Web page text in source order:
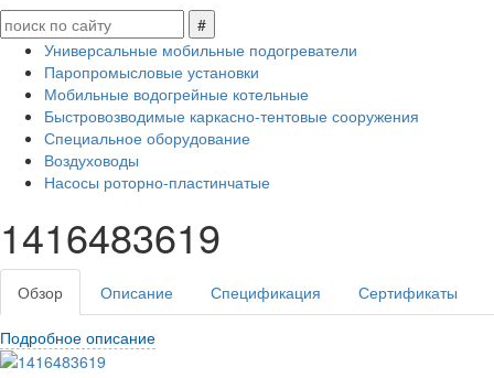
Универсальные мобильные подогреватели
Паропромысловые установки
Мобильные водогрейные котельные
Быстровозводимые каркасно-тентовые сооружения
Специальное оборудование
Воздуховоды
Насосы роторно-пластинчатые
1416483619
Обзор Описание Спецификация Сертификаты
Подробное описание